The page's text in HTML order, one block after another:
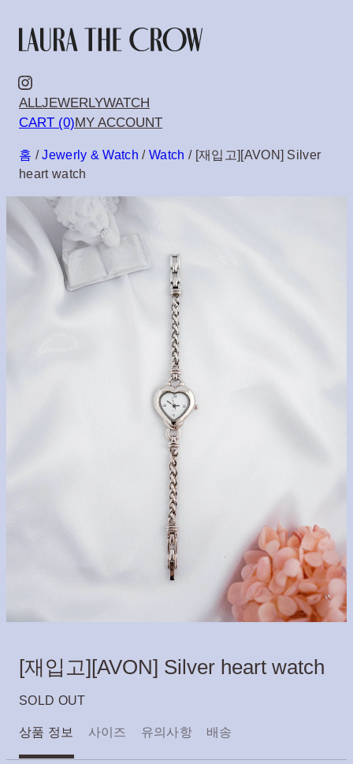
텐
츠
로
로
가
기
Instagram
ALLJEWERLYWATCH
CART (0)MY ACCOUNT
홈 /Jewerly & Watch /Watch / [재입고][AVON] Silver
heart watch
[재입고][AVON] Silver heart watch
SOLD OUT
상품 정보 사이즈 유의사항 배송